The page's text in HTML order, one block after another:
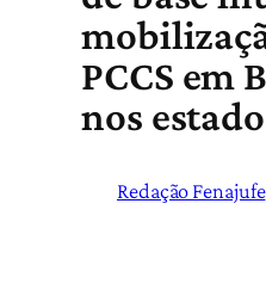
PCCS em
nos
Redação Fenajufe